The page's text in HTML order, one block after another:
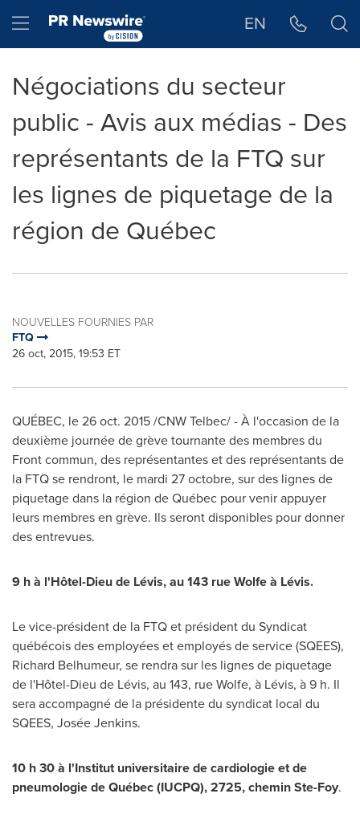
Hamburger menu EN
Négociations du secteur
public - Avis aux médias - Des
représentants de la FTQ sur
les lignes de piquetage de la
région de Québec
NOUVELLES FOURNIES PAR
FTQ
26 oct, 2015, 19:53 ET
QUÉBEC, le26 oct. 2015/CNW Telbec/ - À l'occasion de la
deuxième journée de grève tournante des membres du
Front commun, des représentantes et des représentants de
la FTQ se rendront, le mardi 27 octobre, sur des lignes de
piquetage dans la région de Québec pour venir appuyer
leurs membres en grève. Ils seront disponibles pour donner
des entrevues.
9 h à l'Hôtel-Dieu de Lévis, au 143 rue Wolfe à Lévis.
Le vice-président de la FTQ et président du Syndicat
québécois des employées et employés de service (SQEES),
Richard Belhumeur, se rendra sur les lignes de piquetage
de l'Hôtel-Dieu de Lévis, au 143, rue Wolfe, à Lévis, à 9 h. Il
sera accompagné de la présidente du syndicat local du
SQEES, Josée Jenkins.
10 h 30 à l'Institut universitaire de cardiologie et de
pneumologie de Québec (IUCPQ), 2725, cheminSte-Foy.